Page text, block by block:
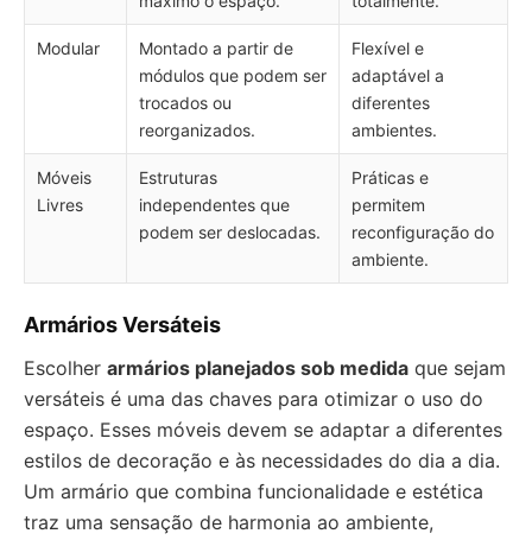
Modular
Montado a partir de
módulos que podem ser
trocados ou
reorganizados.
Flexível e
adaptável a
diferentes
ambientes.
Móveis
Livres
Estruturas
independentes que
podem ser deslocadas.
Práticas e
permitem
reconfiguração do
ambiente.
Armários Versáteis
Escolher armários planejados sob medida que sejam
versáteis é uma das chaves para otimizar o uso do
espaço. Esses móveis devem se adaptar a diferentes
estilos de decoração e às necessidades do dia a dia.
Um armário que combina funcionalidade e estética
traz uma sensação de harmonia ao ambiente,